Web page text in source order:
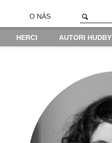
O NÁS
HERCI AUTORI HUDBY